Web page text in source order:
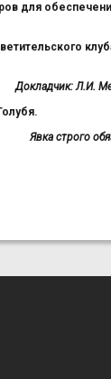
для
Докладчик: Л.И.
Явка строго